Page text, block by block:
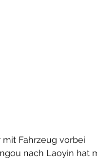
Fahrzeug vorbei
nach Laoyin hat